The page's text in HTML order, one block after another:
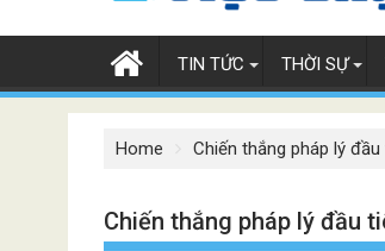
TIN TỨC THỜI SỰ
Home Chiến thắng pháp lý
Chiến thắng pháp lý đầu